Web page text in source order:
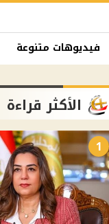
فيديوهات متنوعة
الأكثر قراءة
1